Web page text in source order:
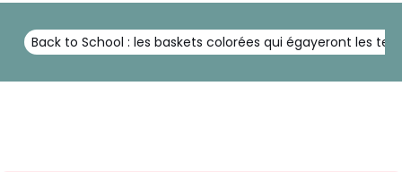
Back to School : les baskets colorées qui égayeront les